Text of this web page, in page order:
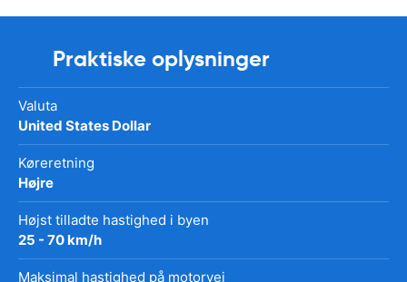
Praktiske oplysninger
Valuta
United States Dollar
Køreretning
Højre
Højst tilladte hastighed i byen
25 - 70 km/h
Maksimal hastighed på motorvej